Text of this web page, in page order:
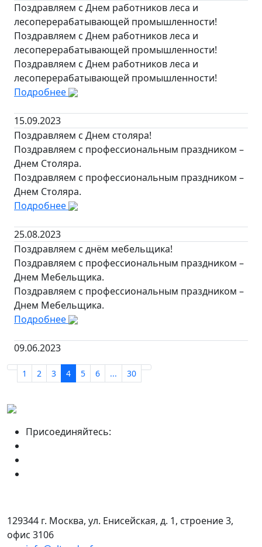
Поздравляем с Днем работников леса и
лесоперерабатывающей промышленности!
Поздравляем с Днем работников леса и
лесоперерабатывающей промышленности!
Поздравляем с Днем работников леса и
лесоперерабатывающей промышленности!
Подробнее
15.09.2023
Поздравляем с Днем столяра!
Поздравляем с профессиональным праздником –
Днем Столяра.
Поздравляем с профессиональным праздником –
Днем Столяра.
Подробнее
25.08.2023
Поздравляем с днём мебельщика!
Поздравляем с профессиональным праздником –
Днем Мебельщика.
Поздравляем с профессиональным праздником –
Днем Мебельщика.
Подробнее
09.06.2023
1 2 3 4 5 6 ... 30
Присоединяйтесь:
129344 г. Москва, ул. Енисейская, д. 1, строение 3,
офис 3106